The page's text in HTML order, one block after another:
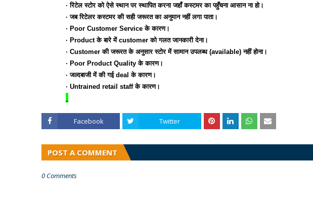
∙रिटेल स्टोर को ऐसे स्थान पर स्थापित करना जहाँ कस्टमर का पहुँचना आसान ना हो।
∙जब रिटेलर कस्टमर की सही जरूरत का अनुमान नहीं लगा पाता।
∙ Poor Customer Service के कारण।
∙ Product के बारे में customer को गलत जानकारी देना।
∙ Customer की जरूरत के अनुसार स्टोर में सामान उपलब्ध (available) नहीं होना।
∙ Poor Product Quality के कारण।
∙जल्दबाजी में की गई deal के कारण।
∙ Untrained retail staff के कारण।
Facebook Twitter
POST A COMMENT
0 Comments